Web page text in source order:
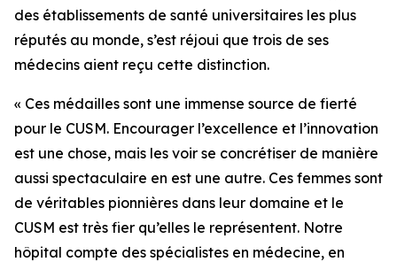
des établissements de santé universitaires les plus
réputés au monde, s’est réjoui que trois de ses
médecins aient reçu cette distinction.
« Ces médailles sont une immense source de fierté
pour le CUSM. Encourager l’excellence et l’innovation
est une chose, mais les voir se concrétiser de manière
aussi spectaculaire en est une autre. Ces femmes sont
de véritables pionnières dans leur domaine et le
CUSM est très fier qu’elles le représentent. Notre
hôpital compte des spécialistes en médecine, en